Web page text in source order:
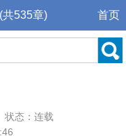
535章) 首页
状态：连载